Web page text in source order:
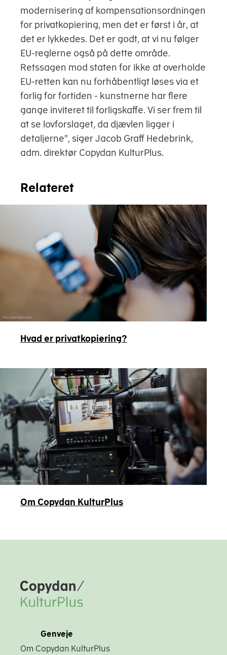
modernisering af kompensationsordningen
for privatkopiering, men det er først i år, at
det er lykkedes. Det er godt, at vi nu følger
EU-reglerne også på dette område.
Retssagen mod staten for ikke at overholde
EU-retten kan nu forhåbentligt løses via et
forlig for fortiden - kunstnerne har flere
gange inviteret til forligskaffe. Vi ser frem til
at se lovforslaget, da djævlen ligger i
detaljerne”, siger Jacob Graff Hedebrink,
adm. direktør Copydan KulturPlus.
Relateret
Foto Jeppe Willum Kejser
Hvad er privatkopiering?
Foto Jeppe Willum Kejser
Om Copydan KulturPlus
Copydan
Genveje
Om Copydan KulturPlus